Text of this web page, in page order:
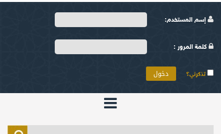
إسم المستخدم:
كلمة المرور :
تذكرني؟